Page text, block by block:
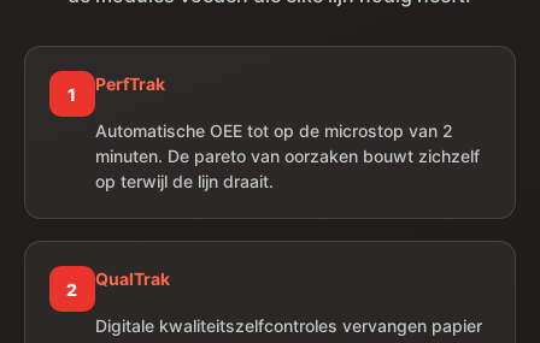
1 PerfTrak
Automatische OEE tot op de microstop van 2
minuten. De pareto van oorzaken bouwt zichzelf
op terwijl de lijn draait.
2 QualTrak
Digitale kwaliteitszelfcontroles vervangen papier